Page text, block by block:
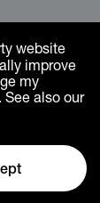
website
improve
my
also our